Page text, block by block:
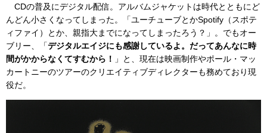
CDの普及にデジタル配信。アルバムジャケットは時代とともにど
んどん小さくなってしまった。「ユーチューブとかSpotify（スポテ
ィファイ）とか、親指大までになってしまったろう？」。でもオー
ブリー、「デジタルエイジにも感謝しているよ。だってあんなに時
間がかからなくてすむから！
」と、現在は映画制作やポール・マッ
カートニーのツアーのクリエイティブディレクターも務めており現
役だ。